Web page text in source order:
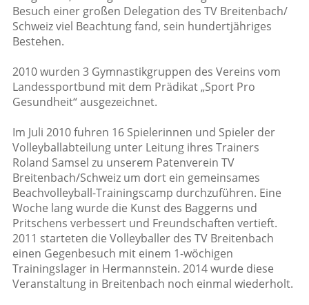
Besuch einer großen Delegation des TV Breitenbach/
Schweiz viel Beachtung fand, sein hundertjähriges
Bestehen.
2010 wurden 3 Gymnastikgruppen des Vereins vom
Landessportbund mit dem Prädikat „Sport Pro
Gesundheit“ ausgezeichnet.
Im Juli 2010 fuhren 16 Spielerinnen und Spieler der
Volleyballabteilung unter Leitung ihres Trainers
Roland Samsel zu unserem Patenverein TV
Breitenbach/Schweiz um dort ein gemeinsames
Beachvolleyball-Trainingscamp durchzuführen. Eine
Woche lang wurde die Kunst des Baggerns und
Pritschens verbessert und Freundschaften vertieft.
2011 starteten die Volleyballer des TV Breitenbach
einen Gegenbesuch mit einem 1-wöchigen
Trainingslager in Hermannstein. 2014 wurde diese
Veranstaltung in Breitenbach noch einmal wiederholt.